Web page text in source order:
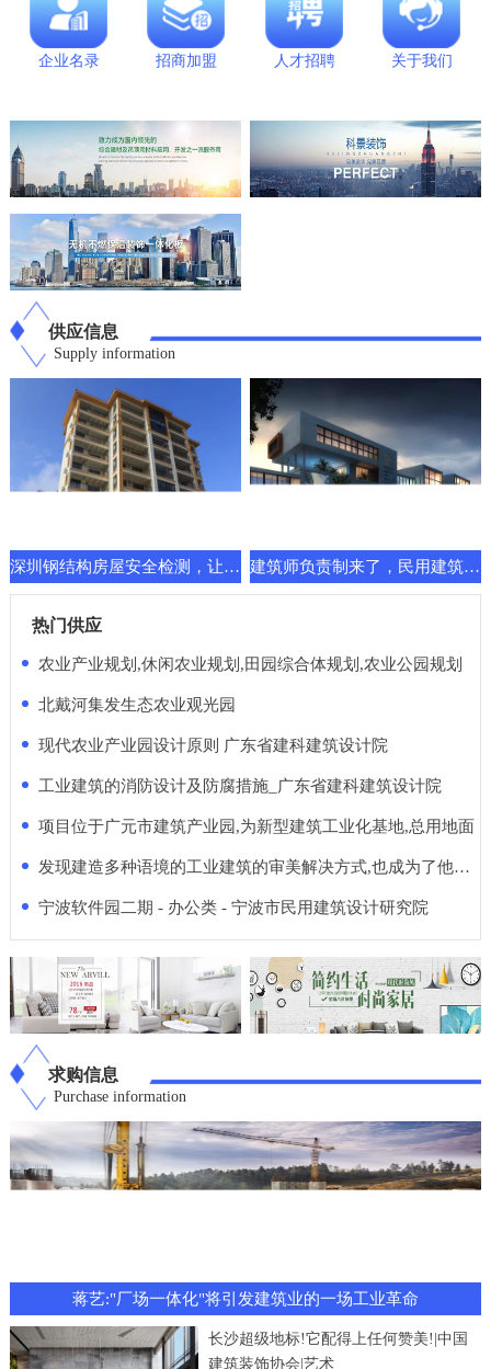
企业名录 招商加盟 人才招聘 关于我们
供应信息
Supply information
深圳钢结构房屋安全检测，让建筑换发新的功能要求 建筑师负责制来了，民用建筑先行一步！天堂还是地狱
热门供应
农业产业规划,休闲农业规划,田园综合体规划,农业公园规划
北戴河集发生态农业观光园
现代农业产业园设计原则 广东省建科建筑设计院
工业建筑的消防设计及防腐措施_广东省建科建筑设计院
项目位于广元市建筑产业园,为新型建筑工业化基地,总用地面
发现建造多种语境的工业建筑的审美解决方式,也成为了他的使命
宁波软件园二期 - 办公类 - 宁波市民用建筑设计研究院
求购信息
Purchase information
蒋艺:"厂场一体化"将引发建筑业的一场工业革命
长沙超级地标!它配得上任何赞美!|中国
建筑装饰协会|艺术